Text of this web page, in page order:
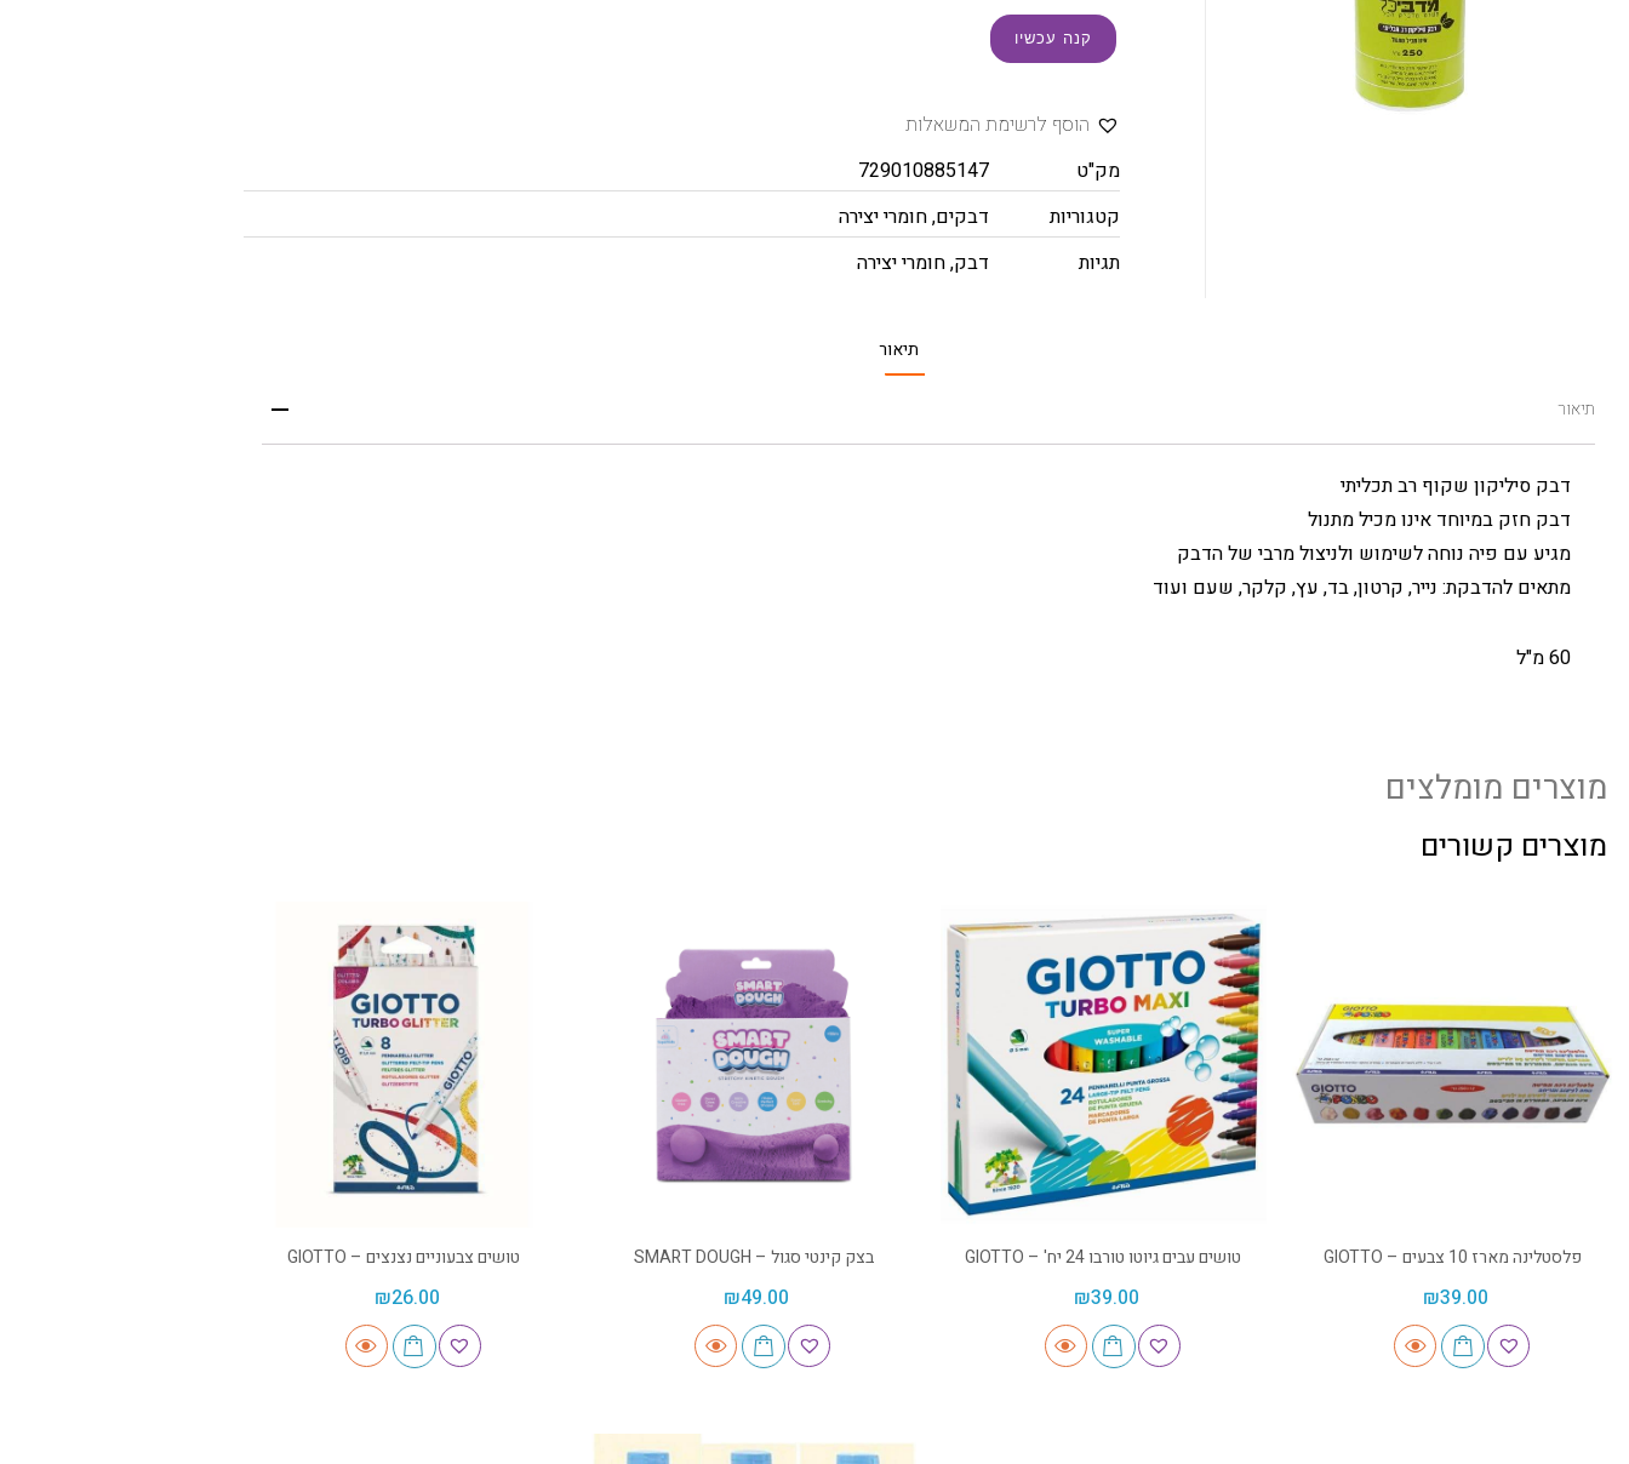
קנה עכשיו
הוסף לרשימת המשאלות
מק"ט
729010885147
קטגוריות
דבקים,חומרי יצירה
תגיות
דבק,חומרי יצירה
תיאור
תיאור
דבק סיליקון שקוף רב תכליתי
דבק חזק במיוחד אינו מכיל מתנול
מגיע עם פיה נוחה לשימוש ולניצול מרבי של הדבק
מתאים להדבקת: נייר, קרטון, בד, עץ, קלקר, שעם ועוד
60 מ"ל
מוצרים מומלצים
מוצרים קשורים
פלסטלינה מארז 10 צבעים – GIOTTO
₪39.00
טושים עבים גיוטו טורבו 24 יח' – GIOTTO
₪39.00
בצק קינטי סגול – SMART DOUGH
₪49.00
טושים צבעוניים נצנצים – GIOTTO
₪26.00